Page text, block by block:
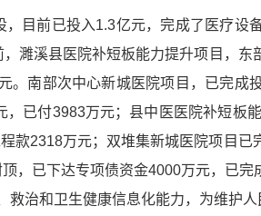
目前已投入1.3亿元，完成了医疗设
濉溪县医院补短板能力提升项目，
。南部次中心新城医院项目，已完成
已付3983万元；县中医医院补短板
款2318万元；双堆集新城医院项目
，已下达专项债资金4000万元，已完
治和卫生健康信息化能力，为维护人